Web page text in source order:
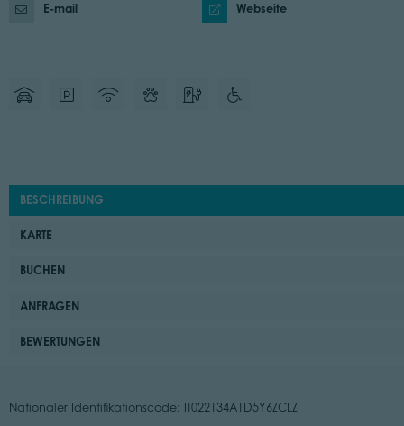
E-mail Webseite
BESCHREIBUNG
KARTE
BUCHEN
ANFRAGEN
BEWERTUNGEN
Nationaler Identifikationscode: IT022134A1D5Y6ZCLZ